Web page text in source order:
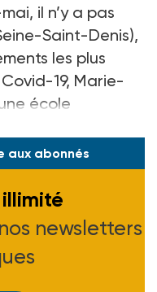
il n’y a pas
Saint-Denis),
les plus
19, Marie-
école
aux abonnés
newsletters